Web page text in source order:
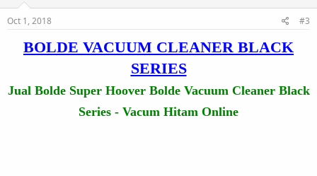
Oct 1, 2018 #3
BOLDE VACUUM CLEANER BLACK
SERIES
Jual Bolde Super Hoover Bolde Vacuum Cleaner Black
Series - Vacum Hitam Online